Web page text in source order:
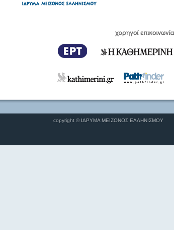
copyright © ΙΔΡΥΜΑ ΜΕΙΖΟΝΟΣ ΕΛΛΗΝΙΣΜΟΥ